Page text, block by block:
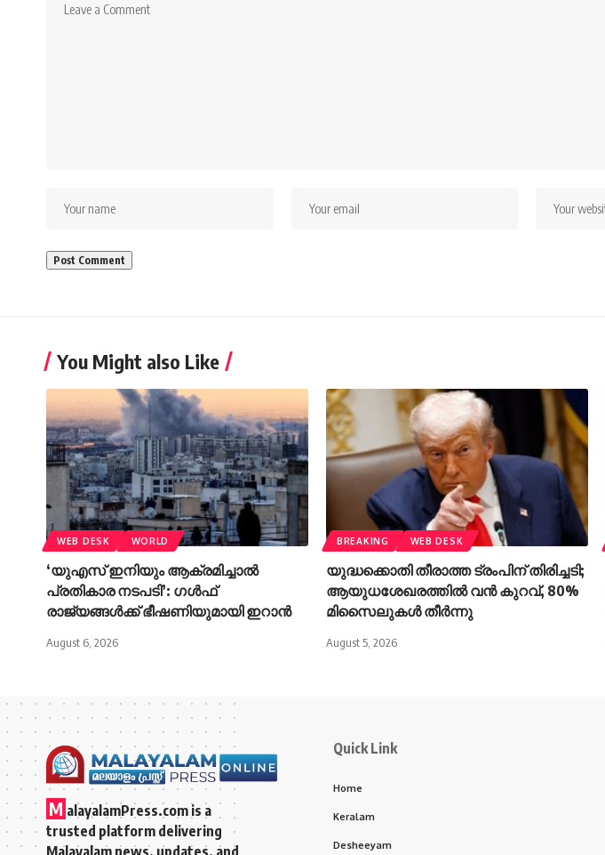
You Might also Like
WEB DESK WORLD
‘യുഎസ് ഇനിയും ആക്രമിച്ചാൽ
പ്രതികാര നടപടി’: ഗൾഫ്
രാജ്യങ്ങൾക്ക് ഭീഷണിയുമായി ഇറാൻ
August 6, 2026
BREAKING WEB DESK
യുദ്ധക്കൊതി തീരാത്ത ട്രംപിന് തിരിച്ചടി;
ആയുധശേഖരത്തിൽ വൻ കുറവ്, 80%
മിസൈലുകൾ തീർന്നു
August 5, 2026
M alayalamPress.com is a
trusted platform delivering
Quick Link
Home
Keralam
Desheeyam